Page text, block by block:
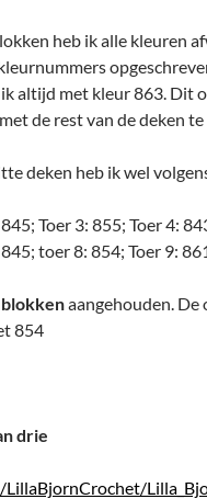
heb ik alle kleuren
altijd met kleur 863. Dit
de rest van de deken
deken heb ik wel
Toer 3: 855; Toer 4:
toer 8: 854; Toer 9:
aangehouden. De
854
drie